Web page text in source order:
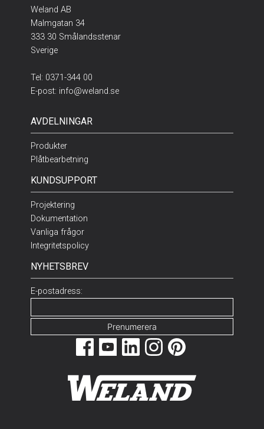
Weland AB
Malmgatan 34
333 30 Smålandsstenar
Sverige
Tel: 0371-344 00
E-post: info@weland.se
AVDELNINGAR
Produkter
Plåtbearbetning
KUNDSUPPORT
Projektering
Dokumentation
Vanliga frågor
Integritetspolicy
NYHETSBREV
E-postadress: